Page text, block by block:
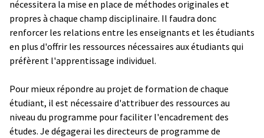
nécessitera la mise en place de méthodes originales et
propres à chaque champ disciplinaire. Il faudra donc
renforcer les relations entre les enseignants et les étudiants
en plus d'offrir les ressources nécessaires aux étudiants qui
préfèrent l'apprentissage individuel.
Pour mieux répondre au projet de formation de chaque
étudiant, il est nécessaire d'attribuer des ressources au
niveau du programme pour faciliter l'encadrement des
études. Je dégagerai les directeurs de programme de